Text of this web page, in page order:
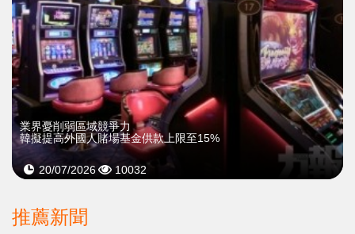
業界憂削弱區域競爭力
韓擬提高外國人賭場基金供款上限至15%
20/07/2026 10032
推薦新聞